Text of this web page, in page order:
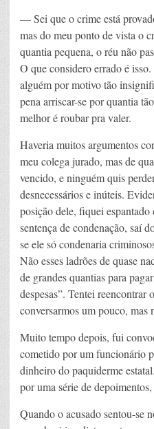
— Sei que o crime está
mas do meu ponto de vista o
quantia pequena, o réu não
O que considero errado é
alguém por motivo tão
pena arriscar-se por quantia
melhor é roubar pra valer.
Haveria muitos argumentos
meu colega jurado, mas de
vencido, e ninguém quis
desnecessários e inúteis.
posição dele, fiquei
sentença de condenação, saí
se ele só condenaria
Não esses ladrões de quase
de grandes quantias para
despesas”. Tentei reencontrar
conversarmos um pouco, mas
Muito tempo depois, fui
cometido por um funcionário
dinheiro do paquiderme
por uma série de
Quando o acusado sentou-se